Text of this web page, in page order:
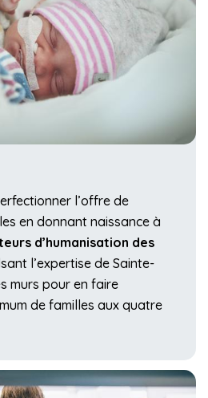
l’offre de
en donnant naissance à
d’humanisation des
l’expertise de Sainte-
murs pour en faire
de familles aux quatre